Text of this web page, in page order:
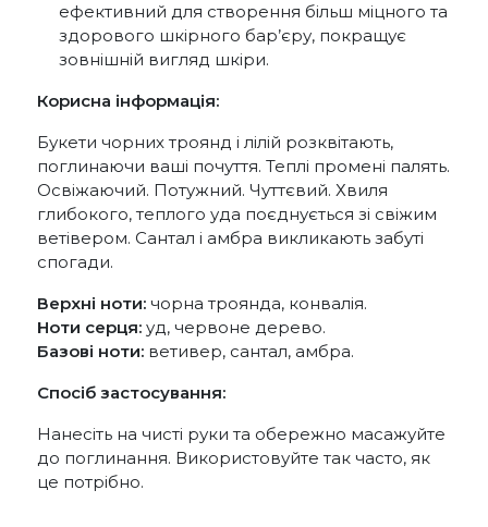
ефективний для створення більш міцного та
здорового шкірного бар’єру, покращує
зовнішній вигляд шкіри.
Корисна інформація:
Букети чорних троянд і лілій розквітають,
поглинаючи ваші почуття. Теплі промені палять.
Освіжаючий. Потужний. Чуттєвий. Хвиля
глибокого, теплого уда поєднується зі свіжим
ветівером. Сантал і амбра викликають забуті
спогади.
Верхні ноти: чорна троянда, конвалія.
Ноти серця: уд, червоне дерево.
Базові ноти: ветивер, сантал, амбра.
Спосіб застосування:
Нанесіть на чисті руки та обережно масажуйте
до поглинання. Використовуйте так часто, як
це потрібно.